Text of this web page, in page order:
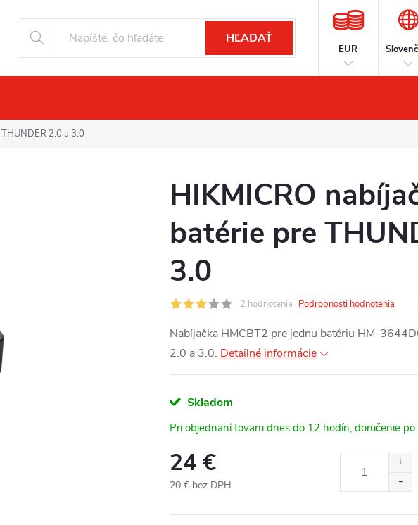
HĽADAŤ
EUR
2.0 a 3.0
HIKMICRO
batérie pre
3.0
2 hodnotenia Podrobnosti hodnotenia
Nabíjačka HMCBT2 pre jednu batériu HM-
2.0 a 3.0. Detailné informácie
Skladom
Pri objednaní tovaru dnes do 12 hodín, doručenie
24 €
20 € bez DPH
cena: